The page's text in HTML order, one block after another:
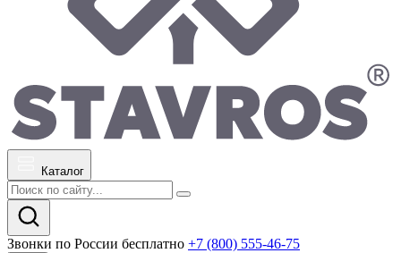
Каталог
Звонки по России бесплатно +7 (800) 555-46-75